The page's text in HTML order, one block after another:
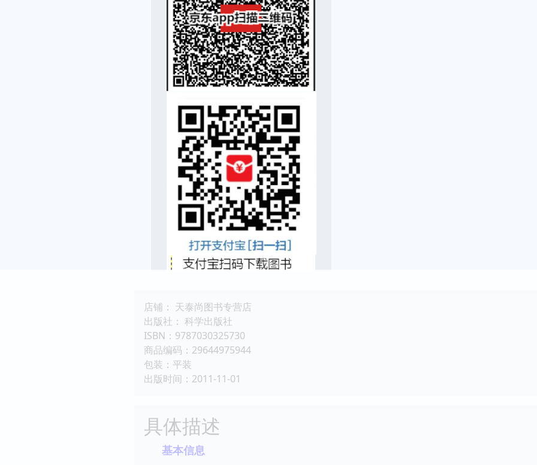
店铺： 天泰尚图书专营店
出版社： 科学出版社
ISBN：9787030325730
商品编码：29644975944
包装：平装
出版时间：2011-11-01
具体描述
基本信息